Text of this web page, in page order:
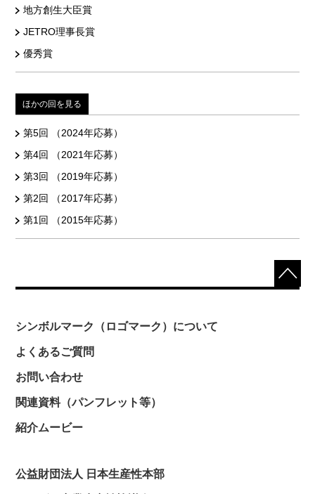
地方創生大臣賞
JETRO理事長賞
優秀賞
ほかの回を見る
第5回 （2024年応募）
第4回 （2021年応募）
第3回 （2019年応募）
第2回 （2017年応募）
第1回 （2015年応募）
シンボルマーク（ロゴマーク）について
よくあるご質問
お問い合わせ
関連資料（パンフレット等）
紹介ムービー
公益財団法人 日本生産性本部